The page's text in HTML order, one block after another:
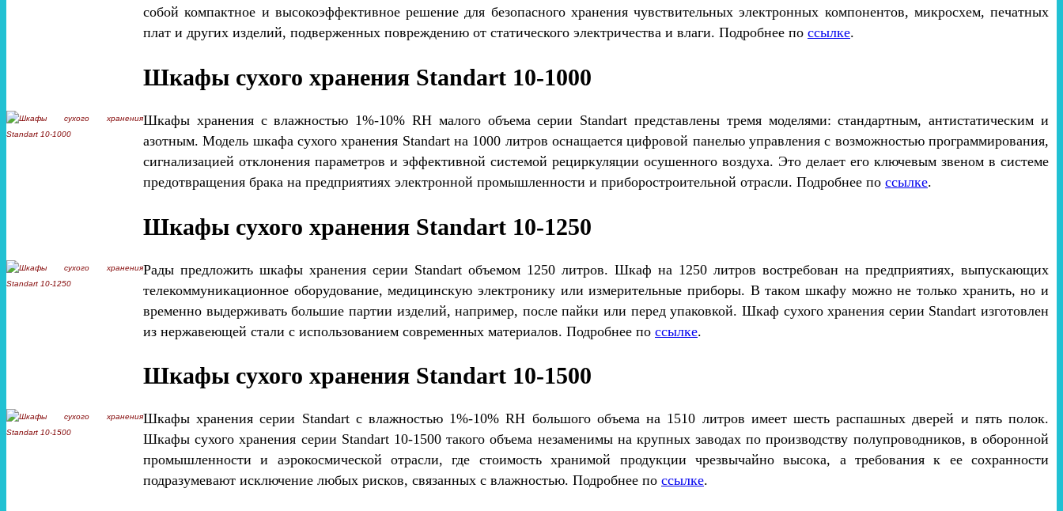
собой компактное и высокоэффективное решение для безопасного хранения чувствительных электронных компонентов, микросхем, печатных
плат и других изделий, подверженных повреждению от статического электричества и влаги. Подробнее по ссылке.
Шкафы сухого хранения Standart 10-1000
Шкафы хранения с влажностью 1%-10% RH малого объема серии Standart представлены тремя моделями: стандартным, антистатическим и
азотным. Модель шкафа сухого хранения Standart на 1000 литров оснащается цифровой панелью управления с возможностью программирования,
сигнализацией отклонения параметров и эффективной системой рециркуляции осушенного воздуха. Это делает его ключевым звеном в системе
предотвращения брака на предприятиях электронной промышленности и приборостроительной отрасли. Подробнее по ссылке.
Шкафы сухого хранения Standart 10-1250
Рады предложить шкафы хранения серии Standart объемом 1250 литров. Шкаф на 1250 литров востребован на предприятиях, выпускающих
телекоммуникационное оборудование, медицинскую электронику или измерительные приборы. В таком шкафу можно не только хранить, но и
временно выдерживать большие партии изделий, например, после пайки или перед упаковкой. Шкаф сухого хранения серии Standart изготовлен
из нержавеющей стали с использованием современных материалов. Подробнее по ссылке.
Шкафы сухого хранения Standart 10-1500
Шкафы хранения серии Standart с влажностью 1%-10% RH большого объема на 1510 литров имеет шесть распашных дверей и пять полок.
Шкафы сухого хранения серии Standart 10-1500 такого объема незаменимы на крупных заводах по производству полупроводников, в оборонной
промышленности и аэрокосмической отрасли, где стоимость хранимой продукции чрезвычайно высока, а требования к ее сохранности
подразумевают исключение любых рисков, связанных с влажностью. Подробнее по ссылке.